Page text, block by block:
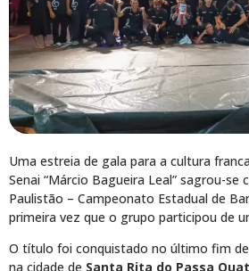
Uma estreia de gala para a cultura
Senai “Márcio Bagueira Leal” sagrou-se
Paulistão – Campeonato Estadual de
primeira vez que o grupo participou de
O título foi conquistado no último fim de
na cidade de Santa Rita do Passa